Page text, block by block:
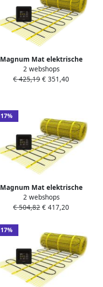
Magnum Mat elektrische
vloerverwarming set 150
watt 1.0 m2 met WiFi
2 webshops
€ 425,19 € 351,40
17%
Magnum Mat elektrische
vloerverwarming set 300
watt 2.0 m2 met WiFi
2 webshops
€ 504,82 € 417,20
17%